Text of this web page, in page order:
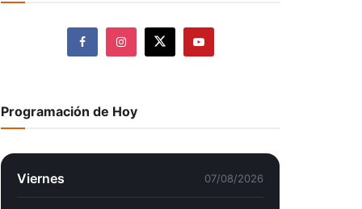
Programación de Hoy
Viernes 07/08/2026